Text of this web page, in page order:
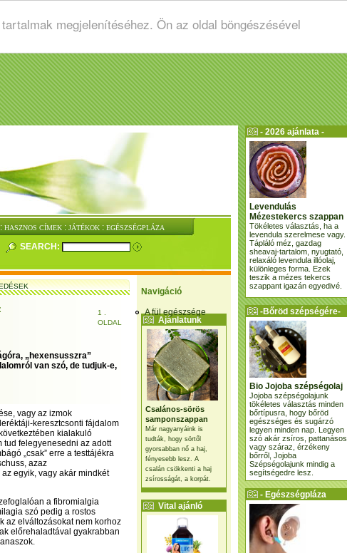
megjelenítéséhez. Ön az oldal böngészésével
: HASZNOS CÍMEK : JÁTÉKOK : EGÉSZSÉGPLÁZA
SEARCH:
Navigáció
A fül egészsége
Ajánlatunk
Csalános-sörös
samponszappan
Már nagyanyáink is
tudták, hogy sörtől
gyorsabban nő a haj,
fényesebb lesz. A
csalán csökkenti a haj
zsírosságát, a korpát.
Vital ajánló
1 .
OLDAL
„hexensusszra”
van szó, de tudjuk-e,
vagy az izmok
keresztcsonti fájdalom
kialakuló
tud felegyenesedni az adott
„csak” erre a testtájékra
azaz
egyik, vagy akár mindkét
a fibromialgia
szó pedig a rostos
az elváltozásokat nem korhoz
előrehaladtával gyakrabban
- 2026 ajánlata -
Levendulás
Mézestekercs szappan
Tökéletes választás, ha a
levendula szerelmese vagy.
Tápláló méz, gazdag
sheavaj-tartalom, nyugtató,
relaxáló levendula illóolaj,
különleges forma. Ezek
teszik a mézes tekercs
szappant igazán egyedivé.
-Bőröd szépségére-
Bio Jojoba szépségolaj
Jojoba szépségolajunk
tökéletes választás minden
bőrtípusra, hogy bőröd
egészséges és sugárzó
legyen minden nap. Legyen
szó akár zsíros, pattanásos
vagy száraz, érzékeny
bőrről, Jojoba
Szépségolajunk mindig a
segítségedre lesz.
- Egészségpláza
ajánlatunk -